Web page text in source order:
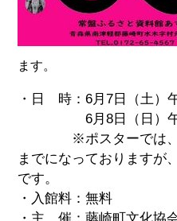
ます。
・日 時：6月7日（土）
6月8日（日）午前
※ポスターでは、7
までになっておりますが
です。
・入館料：無料